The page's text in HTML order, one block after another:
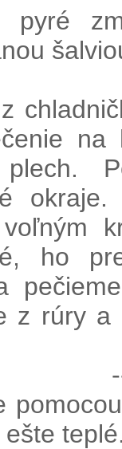
pyré
ho
z rúry